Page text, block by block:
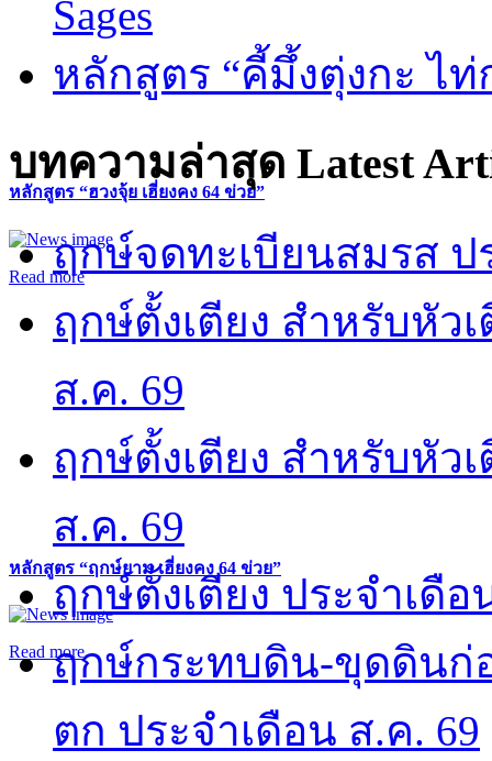
หลักสูตร “ฮวงจุ้ย เฮี่ยงคง 64 ข่วย”
Read more
หลักสูตร “ฤกษ์ยาม เฮี่ยงคง 64 ข่วย”
Read more
Sages
หลักสูตร “คี้มึ้งตุ่งกะ ไ
บทความล่าสุด Latest
ฤกษ์จดทะเบียนสมรส ป
ฤกษ์ตั้งเตียง สำหรับหัว
ส.ค. 69
ฤกษ์ตั้งเตียง สำหรับหัว
ส.ค. 69
ฤกษ์ตั้งเตียง ประจำเดือ
ฤกษ์กระทบดิน-ขุดดินก่
ตก ประจำเดือน ส.ค. 69